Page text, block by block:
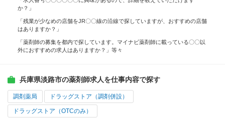
か？」
「残業が少なめの店舗をJR〇〇線の沿線で探していますが、おすすめの店舗
はありますか？」
「薬剤師の募集を都内で探しています。マイナビ薬剤師に載っている〇〇以
外におすすめの求人はありますか？」等々
兵庫県淡路市の薬剤師求人を仕事内容で探す
調剤薬局 ドラッグストア（調剤併設）
ドラッグストア（OTCのみ）